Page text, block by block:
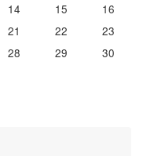
14 15
16
21 22
23
28 29
30